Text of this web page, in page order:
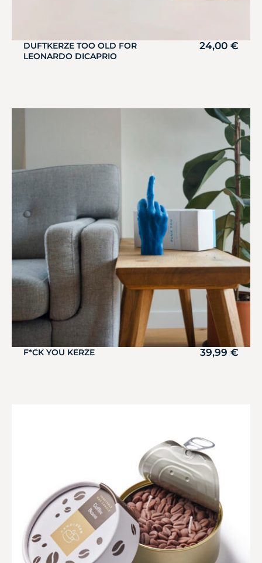
DUFTKERZE TOO OLD FOR
LEONARDO DICAPRIO
24,00 €
F*CK YOU KERZE 39,99 €